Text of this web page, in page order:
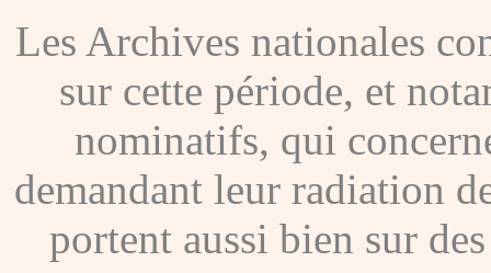
Les Archives nationales
sur cette période, et
nominatifs, qui
demandant leur radiation
portent aussi bien sur